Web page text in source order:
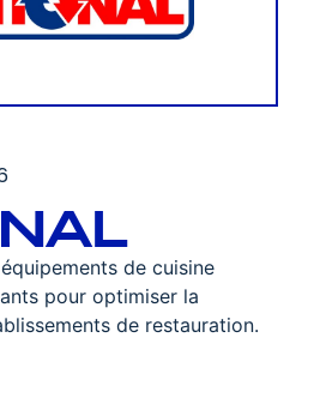
de cuisine
pour optimiser la
de restauration.